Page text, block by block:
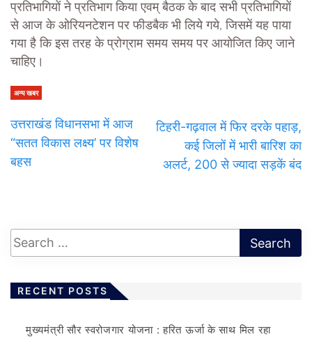
प्रतिभागियों ने प्रतिभाग किया एवम् बैठक के बाद सभी प्रतिभागियों
से आज के ओरियनटेशन पर फीडबैक भी लिये गये, जिसमें यह पाया
गया है कि इस तरह के प्रोग्राम समय समय पर आयोजित किए जाने
चाहिए।
अन्य खबर
उत्तराखंड विधानसभा में आज
“सतत विकास लक्ष्य’ पर विशेष
बहस
टिहरी-गढ़वाल में फिर दरके पहाड़,
कई जिलों में भारी बारिश का
अलर्ट, 200 से ज्यादा सड़कें बंद
RECENT POSTS
मुख्यमंत्री सौर स्वरोजगार योजना : हरित ऊर्जा के साथ मिल रहा